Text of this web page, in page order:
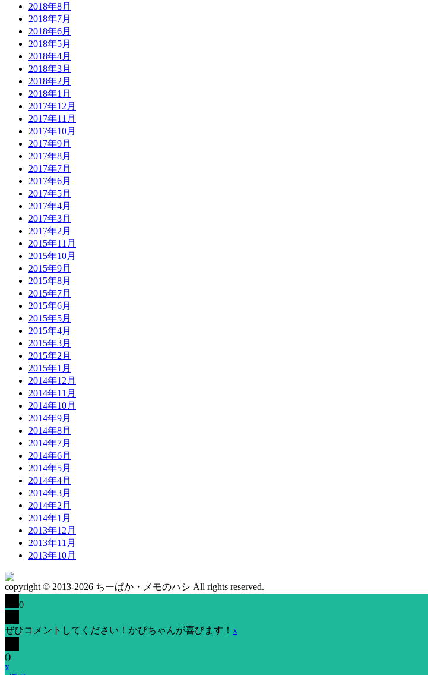
2018年8月
2018年7月
2018年6月
2018年5月
2018年4月
2018年3月
2018年2月
2018年1月
2017年12月
2017年11月
2017年10月
2017年9月
2017年8月
2017年7月
2017年6月
2017年5月
2017年4月
2017年3月
2017年2月
2015年11月
2015年10月
2015年9月
2015年8月
2015年7月
2015年6月
2015年5月
2015年4月
2015年3月
2015年2月
2015年1月
2014年12月
2014年11月
2014年10月
2014年9月
2014年8月
2014年7月
2014年6月
2014年5月
2014年4月
2014年3月
2014年2月
2014年1月
2013年12月
2013年11月
2013年10月
copyright © 2013-2026 ちーぱか・メモのハシ All rights reserved.
0
ぜひコメントしてください！かぴちゃんが喜びます！ x
()
x